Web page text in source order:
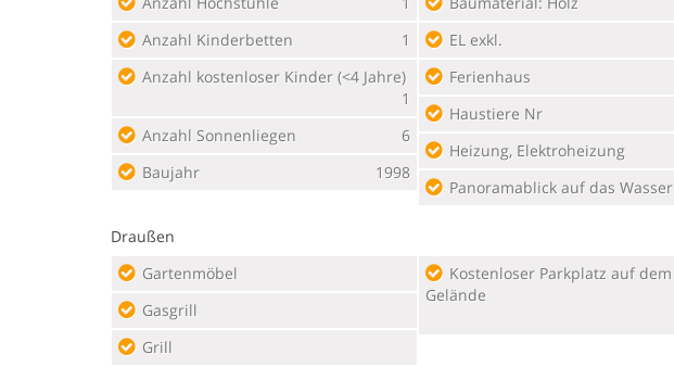
Anzahl Kinderbetten
1
Anzahl kostenloser Kinder (<4 Jahre)
1
Anzahl Sonnenliegen
6
Baujahr
1998
EL exkl.
Ferienhaus
Haustiere Nr
Heizung, Elektroheizung
Panoramablick auf das Wasser
Draußen
Gartenmöbel
Gasgrill
Grill
Gelände